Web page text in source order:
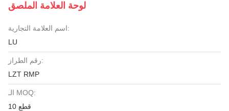
لوحة العلامة الملصق
اسم العلامة التجارية:
LU
رقم الطراز:
LZT RMP
الـ MOQ:
10 قطع